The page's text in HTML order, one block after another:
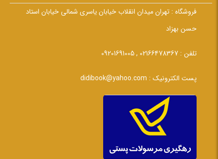
فروشگاه : تهران میدان انقلاب خیابان یاسری شمالی خیابان استاد
حسن بهزاد
تلفن : 02166478367 , 09201691005
پست الکترونیک : didibook@yahoo.com